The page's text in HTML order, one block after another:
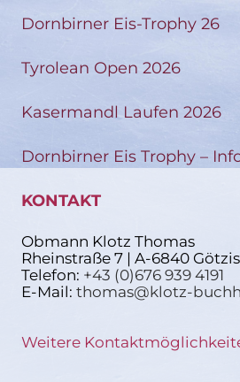
Dornbirner Eis-Trophy 26
Tyrolean Open 2026
Kasermandl Laufen 2026
Dornbirner Eis Trophy –
KONTAKT
Obmann Klotz Thomas
Rheinstraße 7 | A-6840 Götzis
Telefon: +43 (0)676 939 4191
E-Mail: thomas@klotz-
Weitere